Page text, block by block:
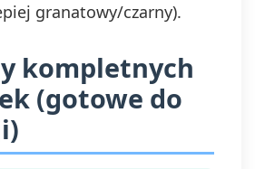
granatowy/czarny).
kompletnych
(gotowe do